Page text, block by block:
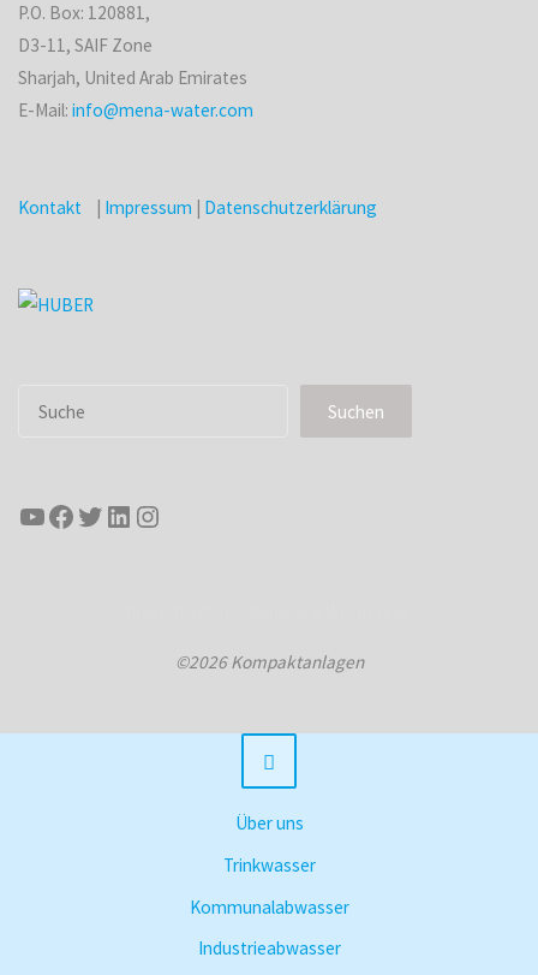
P.O. Box: 120881,
D3-11, SAIF Zone
Sharjah, United Arab Emirates
E-Mail:info@mena-water.com
Kontakt | Impressum | Datenschutzerklärung
Suchen Suchen
YouTube
Facebook
Twitter
LinkedIn
Instagram
©2026 Kompaktanlagen
Über uns
Trinkwasser
Kommunalabwasser
Industrieabwasser